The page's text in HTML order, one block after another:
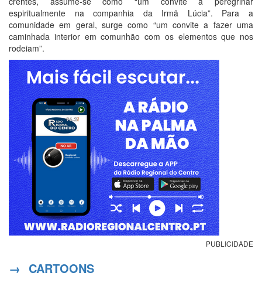
espiritualmente na companhia da Irmã Lúcia”. Para a
comunidade em geral, surge como “um convite a fazer uma
caminhada interior em comunhão com os elementos que nos
rodeiam”.
PUBLICIDADE
→ CARTOONS